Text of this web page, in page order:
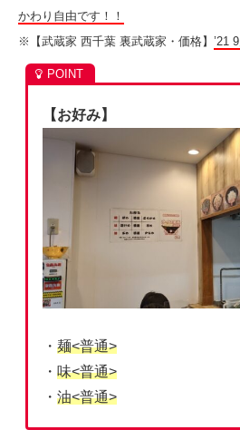
かわり自由です！！
※【武蔵家 西千葉 裏武蔵家・価格】 ’21
【お好み】
・麺<普通>
・味<普通>
・油<普通>